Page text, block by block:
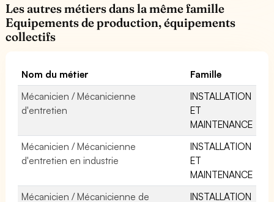
Les autres métiers dans la même famille
Equipements de production, équipements
collectifs
Nom du métier
Famille
Mécanicien / Mécanicienne
d'entretien
INSTALLATION
ET
MAINTENANCE
Mécanicien / Mécanicienne
d'entretien en industrie
INSTALLATION
ET
MAINTENANCE
Mécanicien / Mécanicienne de
INSTALLATION